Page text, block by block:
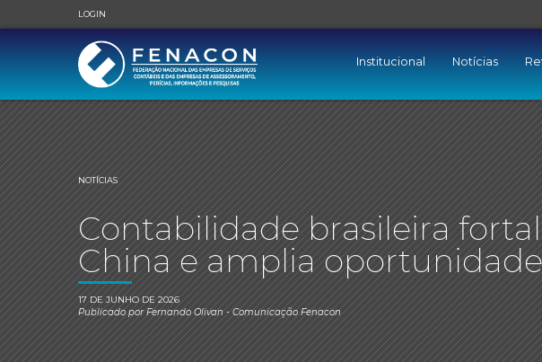
LOGIN
Institucional Notícias
NOTÍCIAS
Contabilidade brasileira
China e amplia
17 DE JUNHO DE 2026
Publicado porFernando Olivan- Comunicação Fenacon